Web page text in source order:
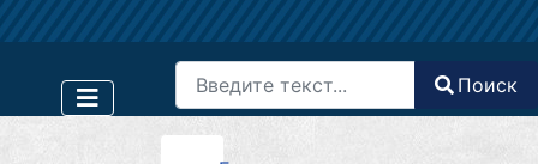
Поиск
Type 2 or more characters for results.
Поиск